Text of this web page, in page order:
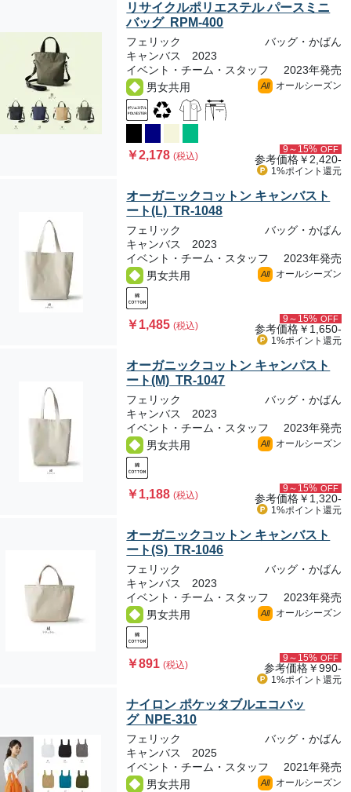
リサイクルポリエステル パースミニ
バッグ RPM-400
フェリック
バッグ・かばん
キャンバス 2023
イベント・チーム・スタッフ
2023年発売
男女共用
All オールシーズン
￥2,178(税込)
9～15% OFF
参考価格￥2,420-
1%ポイント 還元
オーガニックコットン キャンバスト
ート(L) TR-1048
フェリック
バッグ・かばん
キャンバス 2023
イベント・チーム・スタッフ
2023年発売
男女共用
All オールシーズン
￥1,485(税込)
9～15% OFF
参考価格￥1,650-
1%ポイント 還元
オーガニックコットン キャンパスト
ート(M) TR-1047
フェリック
バッグ・かばん
キャンバス 2023
イベント・チーム・スタッフ
2023年発売
男女共用
All オールシーズン
￥1,188(税込)
9～15% OFF
参考価格￥1,320-
1%ポイント 還元
オーガニックコットン キャンバスト
ート(S) TR-1046
フェリック
バッグ・かばん
キャンバス 2023
イベント・チーム・スタッフ
2023年発売
男女共用
All オールシーズン
￥891(税込)
9～15% OFF
参考価格￥990-
1%ポイント 還元
ナイロン ポケッタブルエコバッ
グ NPE-310
フェリック
バッグ・かばん
キャンバス 2025
イベント・チーム・スタッフ
2021年発売
男女共用
All オールシーズン